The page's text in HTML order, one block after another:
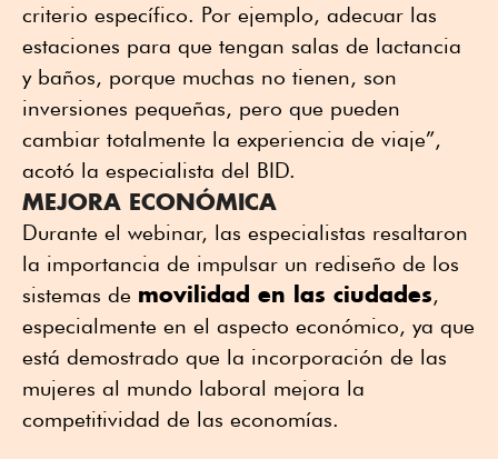
criterio específico. Por ejemplo, adecuar las
estaciones para que tengan salas de lactancia
y baños, porque muchas no tienen, son
inversiones pequeñas, pero que pueden
cambiar totalmente la experiencia de viaje”,
acotó la especialista del BID.
MEJORA ECONÓMICA
Durante el webinar, las especialistas resaltaron
la importancia de impulsar un rediseño de los
sistemas de movilidad en las ciudades,
especialmente en el aspecto económico, ya que
está demostrado que la incorporación de las
mujeres al mundo laboral mejora la
competitividad de las economías.